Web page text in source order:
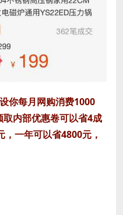
你每月网购消费1000
内部优惠卷可以省4成
一年可以省4800元，